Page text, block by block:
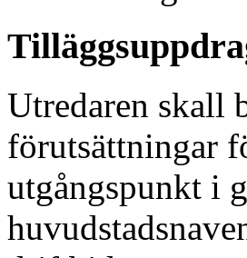
Utredaren skall
förutsättningar
utgångspunkt i